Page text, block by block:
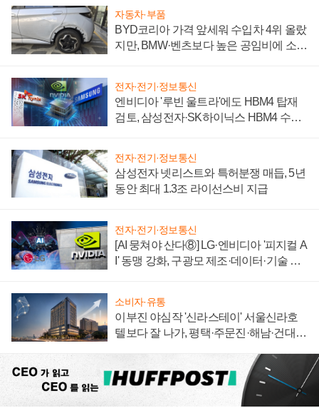
자동차·부품
BYD코리아 가격 앞세워 수입차 4위 올랐
지만, BMW·벤츠보다 높은 공임비에 소비
전자·전기·정보통신
엔비디아 '루빈 울트라'에도 HBM4 탑재
검토, 삼성전자·SK하이닉스 HBM4 수율
전자·전기·정보통신
삼성전자 넷리스트와 특허분쟁 매듭, 5년
동안 최대 1.3조 라이선스비 지급
전자·전기·정보통신
[AI 뭉쳐야 산다⑧] LG·엔비디아 '피지컬 A
I' 동맹 강화, 구광모 제조·데이터·기술 결
소비자·유통
이부진 야심작 '신라스테이' 서울신라호
텔보다 잘 나가, 평택·주문진·해남·건대로